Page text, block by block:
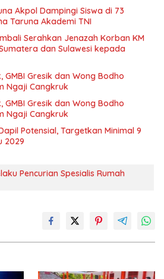
Akpol Dampingi Siswa di 73
Taruna Akademi TNI
Serahkan Jenazah Korban KM
dan Sulawesi kepada
GMBI Gresik dan Wong Bodho
Ngaji Cangkruk
GMBI Gresik dan Wong Bodho
Ngaji Cangkruk
Potensial, Targetkan Minimal 9
2029
Pencurian Spesialis Rumah